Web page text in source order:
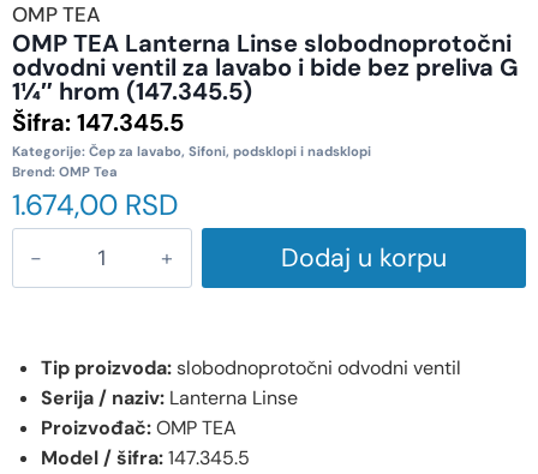
OMP TEA
OMP TEA Lanterna Linse slobodnoprotočni
odvodni ventil za lavabo i bide bez preliva G
1¼″ hrom (147.345.5)
Šifra:147.345.5
Kategorije: Čep za lavabo, Sifoni, podsklopi i nadsklopi
Brend: OMP Tea
1.674,00 RSD
Dodaj u korpu
Tip proizvoda:slobodnoprotočni odvodni ventil
Serija / naziv: Lanterna Linse
Proizvođač:OMP TEA
Model / šifra:147.345.5